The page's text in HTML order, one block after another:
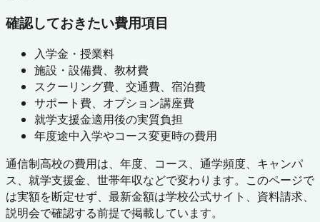
確認しておきたい費用項目
入学金・授業料
施設・設備費、教材費
スクーリング費、交通費、宿泊費
サポート費、オプション講座費
就学支援金適用後の実質負担
年度途中入学やコース変更時の費用
通信制高校の費用は、年度、コース、通学頻度、キャンパ
ス、就学支援金、世帯年収などで変わります。このページで
は実額を断定せず、最新金額は学校公式サイト、資料請求、
説明会で確認する前提で掲載しています。